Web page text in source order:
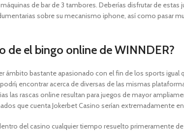
de bar de 3 tambores. Deberías disfrutar de estas
sobre su mecanismo iphone, así­ como pasar
de el bingo online de WINNDER?
ámbito bastante apasionado con el fin de los sports igual
encontrar acerca de diversas de las mismas
las rascas online resultan para juegos de mayor
que cuenta Jokerbet Casino serí­an extremadamente
del casino cualquier tiempo resuelto primeramente